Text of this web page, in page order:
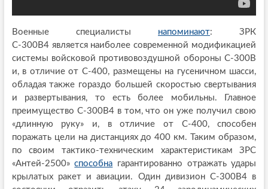
Военные специалисты напоминают: ЗРК
С-300В4 является наиболее современной модификацией
системы войсковой противовоздушной обороны С-300В
и, в отличие от С-400, размещены на гусеничном шасси,
обладая также гораздо большей скоростью свертывания
и развертывания, то есть более мобильны. Главное
преимущество С-300В4 в том, что он уже получил свою
«длинную руку» и, в отличие от С-400, способен
поражать цели на дистанциях до 400 км. Таким образом,
по своим тактико-техническим характеристикам ЗРС
«Антей-2500»способна гарантированно отражать удары
крылатых ракет и авиации. Один дивизион С-300В4 в